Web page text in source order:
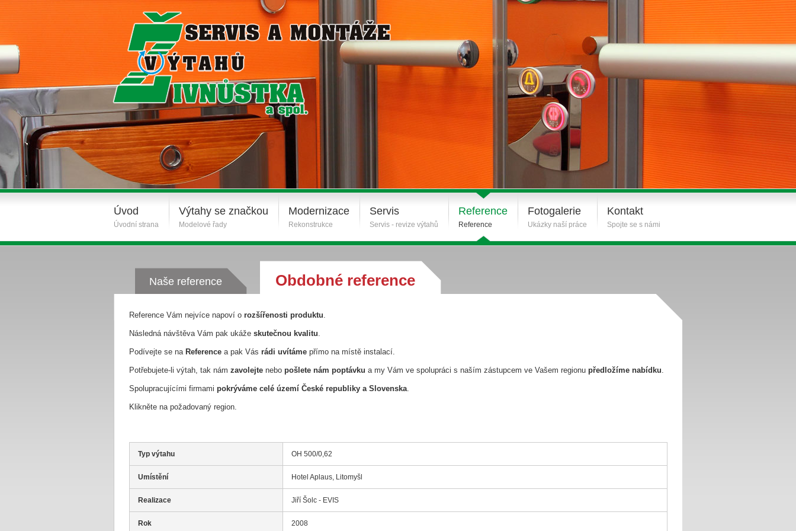
Úvod
Úvodní strana
Výtahy se značkou
Modelové řady
Modernizace
Rekonstrukce
Servis
Servis - revize výtahů
Reference
Reference
Fotogalerie
Ukázky naší práce
Kontakt
Spojte se s námi
Naše reference Obdobné reference
Reference Vám nejvíce napoví o rozšířenosti produktu.
Následná návštěva Vám pak ukáže skutečnou kvalitu.
Podívejte se na Reference a pak Vás rádi uvítáme přímo na místě instalací.
Potřebujete-li výtah, tak nám zavolejte nebo pošlete nám poptávku a my Vám ve spolupráci s naším zástupcem ve Vašem regionu předložíme nabídku.
Spolupracujícími firmami pokrýváme celé území České republiky a Slovenska.
Klikněte na požadovaný region.
Typ výtahu OH 500/0,62
Umístění Hotel Aplaus, Litomyšl
Realizace Jiří Šolc - EVIS
Rok 2008